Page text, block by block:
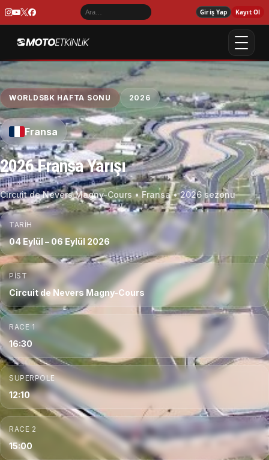
Giriş Yap Kayıt Ol
WORLDSBK HAFTA SONU 2026
Fransa
2026 Fransa Yarışı
Circuit de Nevers Magny-Cours • Fransa • 2026 sezonu
TARIH
04 Eylül – 06 Eylül 2026
PIST
Circuit de Nevers Magny-Cours
RACE 1
16:30
SUPERPOLE
12:10
RACE 2
15:00